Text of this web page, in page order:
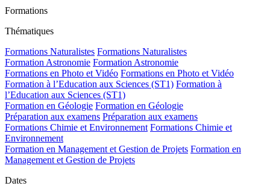
Formations
Thématiques
Formations Naturalistes Formations Naturalistes
Formation Astronomie Formation Astronomie
Formations en Photo et Vidéo Formations en Photo et Vidéo
Formation à l’Education aux Sciences (ST1) Formation à
l’Education aux Sciences (ST1)
Formation en Géologie Formation en Géologie
Préparation aux examens Préparation aux examens
Formations Chimie et Environnement Formations Chimie et
Environnement
Formation en Management et Gestion de Projets Formation en
Management et Gestion de Projets
Dates